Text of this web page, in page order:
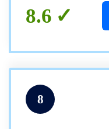
ragazzi e ragazze
8.6
8